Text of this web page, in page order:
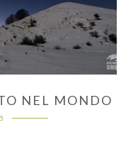
NEL MONDO